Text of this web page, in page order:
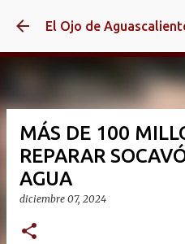
Ir al
El Ojo de
MÁS DE 100
REPARAR
AGUA
diciembre 07, 2024